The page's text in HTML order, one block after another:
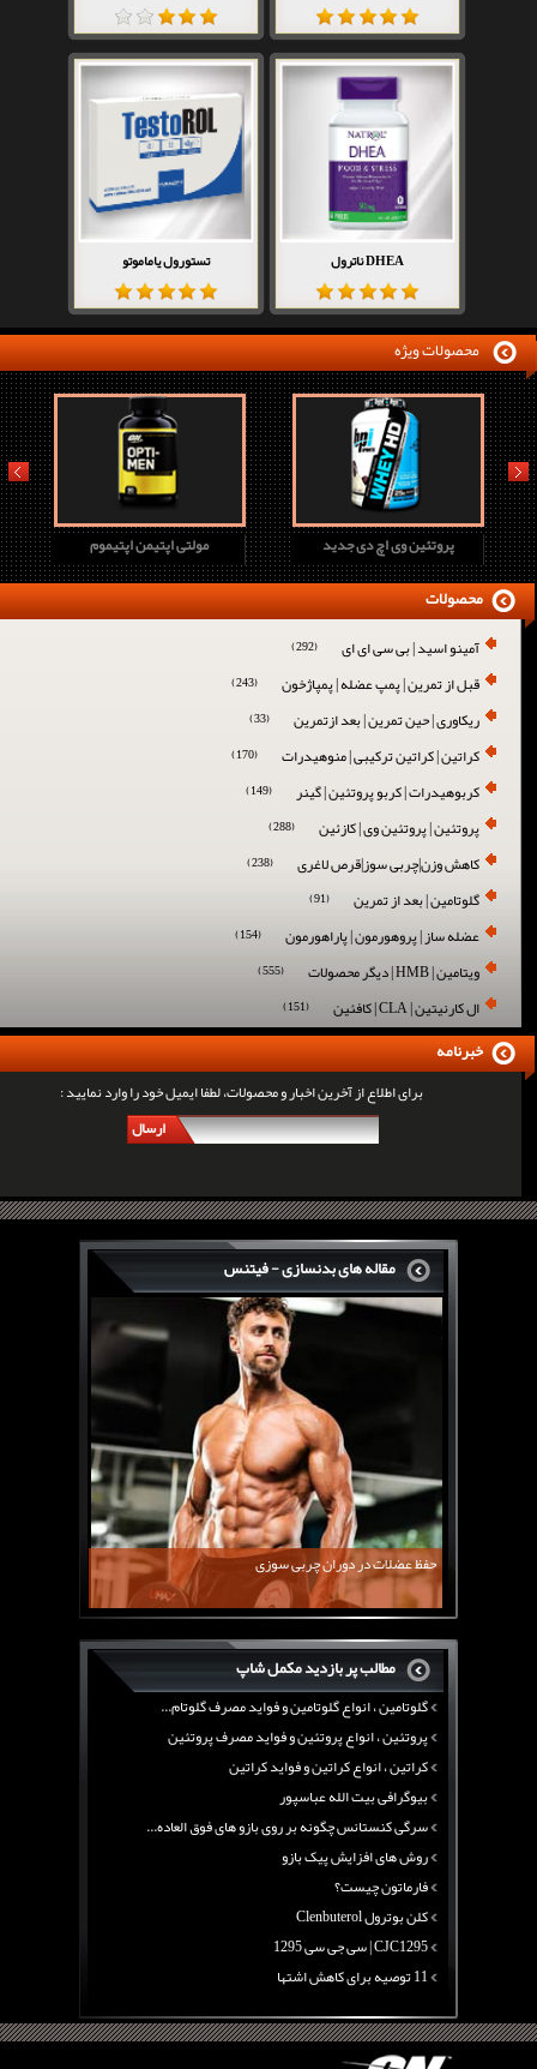
DHEA ناترول تستورول یاماموتو
محصولات ویژه
مولتی اپتیمن اپتیموم پروتئین وی اچ دی جدید
prev next
آمینو اسید | بی سی ای ای (292)
قبل از تمرین | پمپ عضله | پمپاژخون (243)
ریکاوری | حین تمرین | بعد ازتمرین (33)
کراتین | کراتین ترکیبی | منوهیدرات (170)
کربوهیدرات | کربو پروتئین | گینر (149)
پروتئین | پروتئین وی | کازئین (288)
کاهش وزن|چربی سوز|قرص لاغری (238)
گلوتامین | بعد از تمرین (91)
عضله ساز | پروهورمون | پاراهورمون (154)
ویتامین | HMB | دیگر محصولات (555)
ال کارنیتین | CLA | کافئین (151)
محصولات
برای اطلاع از آخرین اخبار و محصولات، لطفا ایمیل خود را وارد نمایید :
ارسال
خبرنامه
مقاله های بدنسازی - فیتنس
حفظ عضلات در دوران چربی سوزی
مطالب پر بازدید مکمل شاپ
سرگی کنستانس چگونه بر روی بازو های فوق العاده...
روش های افزایش پیک بازو
فارماتون چیست؟
کلن بوترول Clenbuterol
CJC1295 | سی جی سی 1295
11 توصیه برای کاهش اشتها
معرفی یک برنامه غذایی جامع برای افزایش قد
چربی سوزی با چای سبز
بیوگرافی علی تبریزی
منابع پروتئینی غیر گوشتی
آرژنین ، فواید آرژنین و نقش آرژنین در بدن
گلوتامین ، انواع گلوتامین و فواید مصرف گلوتام...
پروتئین ، انواع پروتئین و فواید مصرف پروتئین
کراتین ، انواع کراتین و فواید کراتین
بیوگرافی بیت الله عباسپور
سرگی کنستانس چگونه بر روی بازو های فوق العاده...
روش های افزایش پیک بازو
فارماتون چیست؟
کلن بوترول Clenbuterol
CJC1295 | سی جی سی 1295
11 توصیه برای کاهش اشتها
چربی سوزی با چای سبز